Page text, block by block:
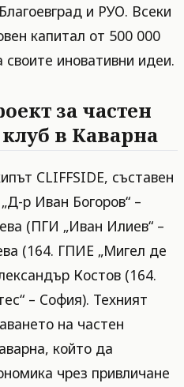
и РУО. Всеки
капитал от 500 000
своите иновативни идеи.
за частен
в Каварна
CLIFFSIDE, съставен
р Иван Богоров“ –
(ПГИ „Иван Илиев“ –
(164. ГПИЕ „Мигел де
Костов (164.
– София). Техният
на частен
който да
чрез привличане